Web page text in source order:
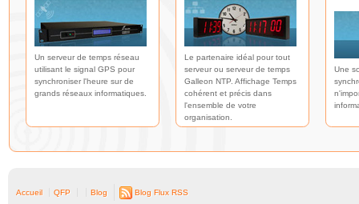
Un serveur de temps réseau
utilisant le signal GPS pour
synchroniser l'heure sur de
grands réseaux informatiques.
Le partenaire idéal pour tout
serveur ou serveur de temps
Galleon NTP. Affichage Temps
cohérent et précis dans
l'ensemble de votre
organisation.
Une
Accueil QFP Blog Blog Flux RSS